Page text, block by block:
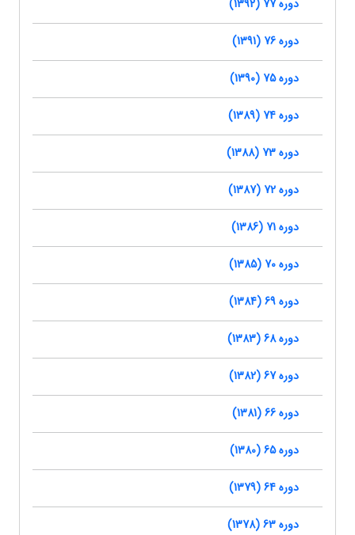
دوره 77 (1392)
دوره 76 (1391)
دوره 75 (1390)
دوره 74 (1389)
دوره 73 (1388)
دوره 72 (1387)
دوره 71 (1386)
دوره 70 (1385)
دوره 69 (1384)
دوره 68 (1383)
دوره 67 (1382)
دوره 66 (1381)
دوره 65 (1380)
دوره 64 (1379)
دوره 63 (1378)